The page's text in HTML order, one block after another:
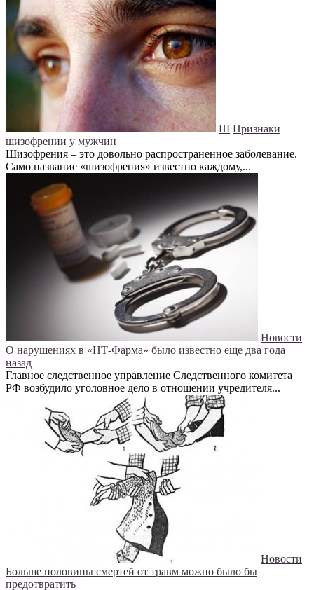
Ш Признаки
шизофрении у мужчин
Шизофрения – это довольно распространенное заболевание.
Само название «шизофрения» известно каждому,...
Новости
О нарушениях в «НТ-Фарма» было известно еще два года
назад
Главное следственное управление Следственного комитета
РФ возбудило уголовное дело в отношении учредителя...
Новости
Больше половины смертей от травм можно было бы
предотвратить